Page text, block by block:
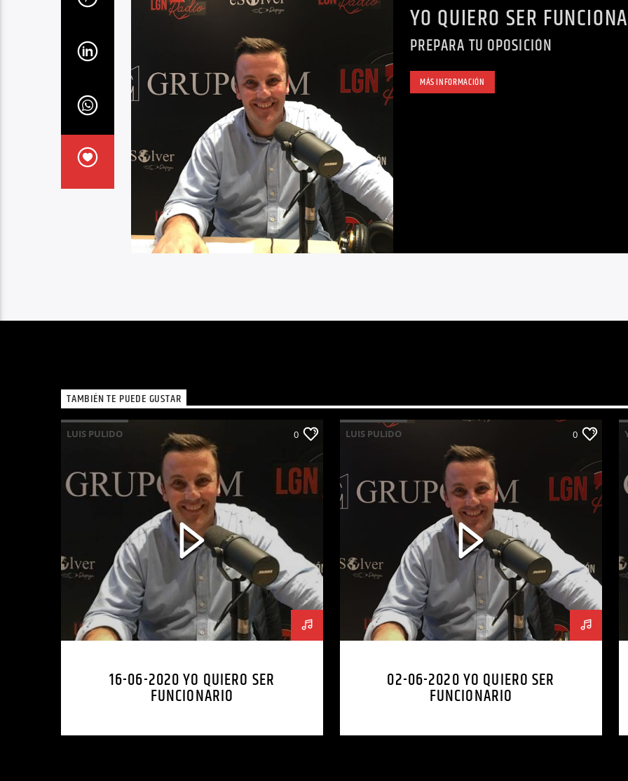
YO QUIERO SER
PREPARA TU OPOSICIÓN
MÁS INFORMACIÓN
TAMBIÉN TE PUEDE GUSTAR
LUIS PULIDO
YO QUIERO SER FUNCIONARIO
0
16-06-2020 YO QUIERO SER
FUNCIONARIO
LUIS PULIDO
YO QUIERO SER FUNCIONARIO
0
02-06-2020 YO QUIERO SER
FUNCIONARIO